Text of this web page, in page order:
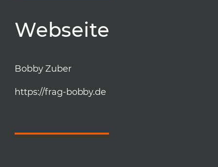
Webseite
Bobby Zuber
https://frag-bobby.de